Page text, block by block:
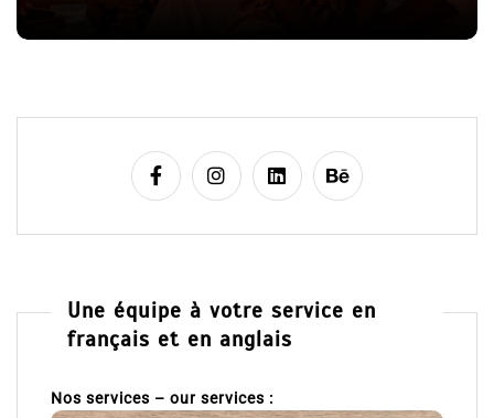
Une équipe à votre service en
français et en anglais
Nos services – our services :